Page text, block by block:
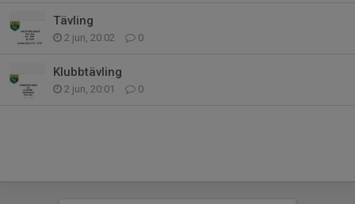
Tävling
2 jun, 20:02 0
Klubbtävling
2 jun, 20:01 0